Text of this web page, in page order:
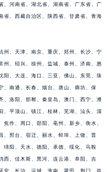
、河南省、湖北省、湖南省、广东省、广
省、西藏自治区、陕西省、甘肃省、青海
州、天津、南京、重庆、郑州、长沙、宁
州、绍兴、徐州、盐城、泰州、济南、惠
阳、大连、海口、三亚、佛山、东莞、珠
、南通、长春、烟台、唐山、廊坊、保
、洛阳、邯郸、秦皇岛、澳门、西宁、潍
、平顶山、镇江、桂林、芜湖、汕头、淄
作、周口、邵阳、亳州、新乡、衡水、
、邢台、宿迁、丽水、蚌埠、上饶、晋
绵阳、天水、德阳、承德、绥化、马鞍
西、佳木斯、黑河、连云港、阜阳、吉
安、长治、运城、淮南、莆田、荆门、益